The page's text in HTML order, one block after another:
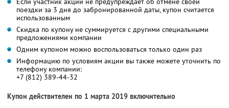
поездки за 3 дня до забронированной даты, купон считается
использованным
Скидка по купону не суммируется с другими специальными
предложениями компании
Одним купоном можно воспользоваться только один раз
Информацию по условиям акции вы также можете уточнить по
телефону компании:
+7 (812) 389-44-32
Купон действителен по 1 марта 2019 включительно